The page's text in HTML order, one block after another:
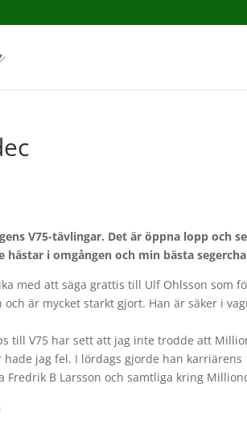
V75-tävlingar. Det är öppna lopp och
hästar i omgången och min bästa
med att säga grattis till Ulf Ohlsson som
är mycket starkt gjort. Han är säker i
till V75 har sett att jag inte trodde att
jag fel. I lördags gjorde han
Fredrik B Larsson och samtliga kring